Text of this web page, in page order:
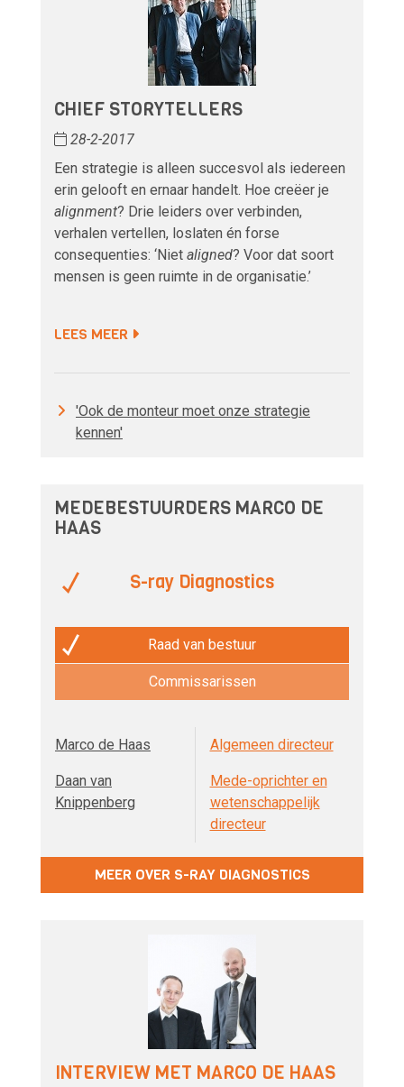
CHIEF STORYTELLERS
28-2-2017
Een strategie is alleen succesvol als iedereen
erin gelooft en ernaar handelt. Hoe creëer je
alignment? Drie leiders over verbinden,
verhalen vertellen, loslaten én forse
consequenties: ‘Niet aligned? Voor dat soort
mensen is geen ruimte in de organisatie.’
LEES MEER
'Ook de monteur moet onze strategie
kennen'
MEDEBESTUURDERS MARCO DE
HAAS
S-ray Diagnostics
Raad van bestuur
Commissarissen
Marco de Haas Algemeen directeur
Daan van
Knippenberg
Mede-oprichter en
wetenschappelijk
directeur
MEER OVER S-RAY DIAGNOSTICS
INTERVIEW MET MARCO DE HAAS